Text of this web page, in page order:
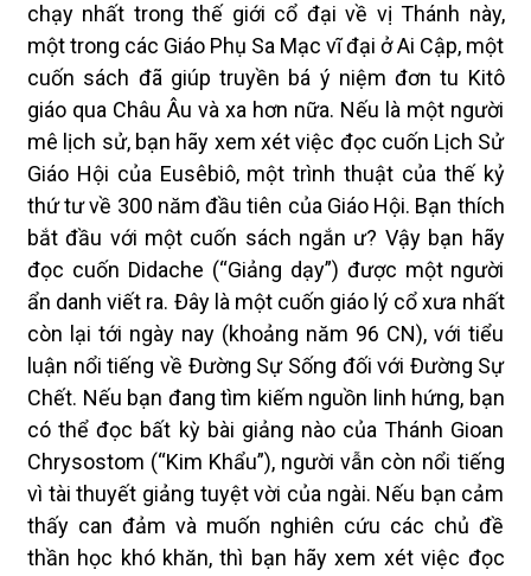
chạy nhất trong thế giới cổ đại về vị Thánh này,
một trong các Giáo Phụ Sa Mạc vĩ đại ở Ai Cập, một
cuốn sách đã giúp truyền bá ý niệm đơn tu Kitô
giáo qua Châu Âu và xa hơn nữa. Nếu là một người
mê lịch sử, bạn hãy xem xét việc đọc cuốn Lịch Sử
Giáo Hội của Eusêbiô, một trình thuật của thế kỷ
thứ tư về 300 năm đầu tiên của Giáo Hội. Bạn thích
bắt đầu với một cuốn sách ngắn ư? Vậy bạn hãy
đọc cuốn Didache (“Giảng dạy”) được một người
ẩn danh viết ra. Đây là một cuốn giáo lý cổ xưa nhất
còn lại tới ngày nay (khoảng năm 96 CN), với tiểu
luận nổi tiếng về Đường Sự Sống đối với Đường Sự
Chết. Nếu bạn đang tìm kiếm nguồn linh hứng, bạn
có thể đọc bất kỳ bài giảng nào của Thánh Gioan
Chrysostom (“Kim Khẩu”), người vẫn còn nổi tiếng
vì tài thuyết giảng tuyệt vời của ngài. Nếu bạn cảm
thấy can đảm và muốn nghiên cứu các chủ đề
thần học khó khăn, thì bạn hãy xem xét việc đọc